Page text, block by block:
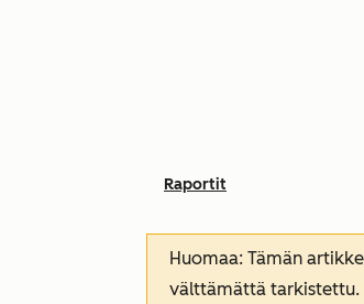
Raportit
Huomaa: Tämän
välttämättä tarkistettu.